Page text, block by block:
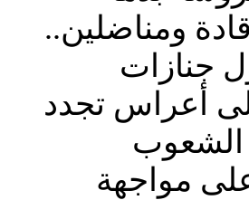
ومناضلين..
جنازات
أعراس تجدد
الشعوب
مواجهة